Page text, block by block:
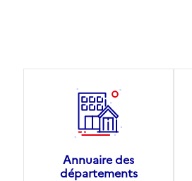
Annuaire des
départements